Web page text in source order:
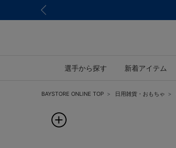
選手から探す 新着アイテム
BAYSTORE ONLINE TOP 日用雑貨・おもちゃ